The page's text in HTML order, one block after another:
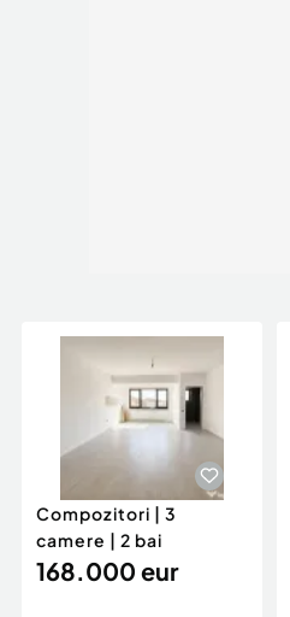
Compozitori | 3
camere | 2 bai
168.000 eur